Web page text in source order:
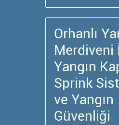
Orhanlı
Merdiveni
Yangın
Sprink
ve Yangın
Güvenliği